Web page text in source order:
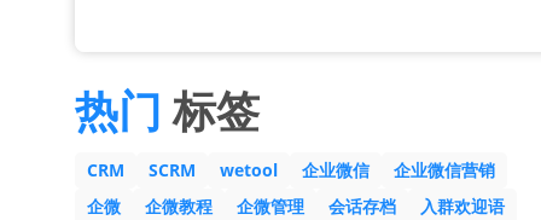
热门 标签
CRM SCRM wetool 企业微信
企业微信营销
企微
企微教程 企微管理 会话存档
入群欢迎语